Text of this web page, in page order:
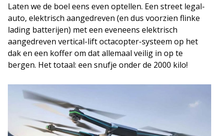
Laten we de boel eens even optellen. Een street legal-
auto, elektrisch aangedreven (en dus voorzien flinke
lading batterijen) met een eveneens elektrisch
aangedreven vertical-lift octacopter-systeem op het
dak en een koffer om dat allemaal veilig in op te
bergen. Het totaal: een snufje onder de 2000 kilo!